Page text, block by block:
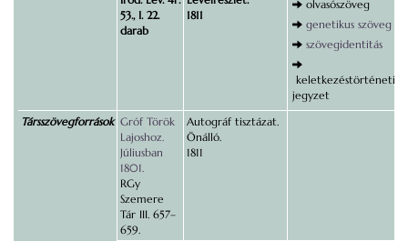
53., I. 22.
darab
1811
olvasószöveg
genetikus szöveg
szövegidentitás
keletkezéstörténeti
jegyzet
Társszövegforrások Gróf Török
Lajoshoz.
Júliusban
1801.
RGy
Szemere
Tár III. 657–
659.
Autográf tisztázat.
Önálló.
1811